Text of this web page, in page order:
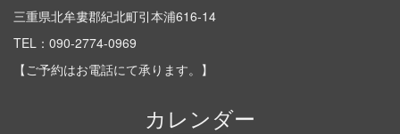
三重県北牟婁郡紀北町引本浦616-14
TEL： 090-2774-0969
【ご予約はお電話にて承ります。】
カレンダー